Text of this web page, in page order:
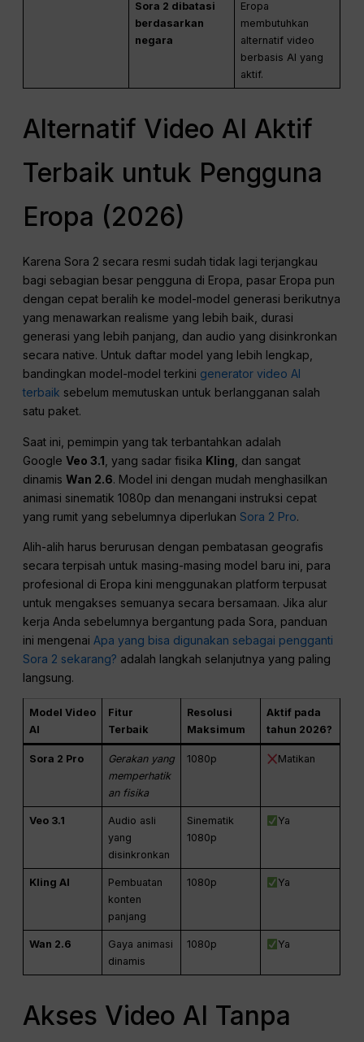
Sora 2 dibatasi
berdasarkan
negara
Eropa
membutuhkan
alternatif video
berbasis AI yang
aktif.
Alternatif Video AI Aktif
Terbaik untuk Pengguna
Eropa (2026)
Karena Sora 2 secara resmi sudah tidak lagi terjangkau
bagi sebagian besar pengguna di Eropa, pasar Eropa pun
dengan cepat beralih ke model-model generasi berikutnya
yang menawarkan realisme yang lebih baik, durasi
generasi yang lebih panjang, dan audio yang disinkronkan
secara native. Untuk daftar model yang lebih lengkap,
bandingkan model-model terkini generator video AI
terbaik sebelum memutuskan untuk berlangganan salah
satu paket.
Saat ini, pemimpin yang tak terbantahkan adalah
GoogleVeo 3.1 , yang sadar fisika Kling , dan sangat
dinamisWan 2.6. Model ini dengan mudah menghasilkan
animasi sinematik 1080p dan menangani instruksi cepat
yang rumit yang sebelumnya diperlukanSora 2 Pro.
Alih-alih harus berurusan dengan pembatasan geografis
secara terpisah untuk masing-masing model baru ini, para
profesional di Eropa kini menggunakan platform terpusat
untuk mengakses semuanya secara bersamaan. Jika alur
kerja Anda sebelumnya bergantung pada Sora, panduan
ini mengenaiApa yang bisa digunakan sebagai pengganti
Sora 2 sekarang? adalah langkah selanjutnya yang paling
langsung.
Model Video
AI
Fitur
Terbaik
Resolusi
Maksimum
Aktif pada
tahun 2026?
Sora 2 Pro
Gerakan yang
memperhatik
an fisika
1080p Matikan
Veo 3.1
Audio asli
yang
disinkronkan
Sinematik
1080p
Ya
Kling AI
Pembuatan
konten
panjang
1080p Ya
Wan 2.6
Gaya animasi
dinamis
1080p Ya
Akses Video AI Tanpa